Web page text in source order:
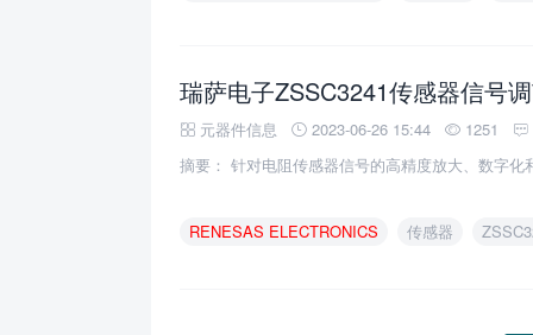
元器件信息 2023-06-26 15:44 1251
摘要： 针对电阻传感器信号的高精度放大、数字化
RENESAS ELECTRONICS 传感器